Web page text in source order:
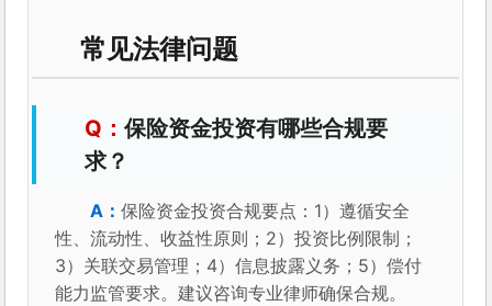
常见法律问题
保险资金投资有哪些合规要
求？
保险资金投资合规要点：1）遵循安全
性、流动性、收益性原则；2）投资比例限制；
3）关联交易管理；4）信息披露义务；5）偿付
能力监管要求。建议咨询专业律师确保合规。